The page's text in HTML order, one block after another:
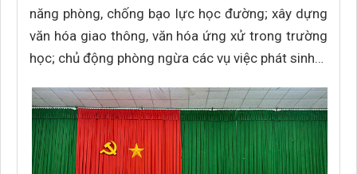
năng phòng, chống bạo lực học đường; xây dựng
văn hóa giao thông, văn hóa ứng xử trong trường
học; chủ động phòng ngừa các vụ việc phát sinh…